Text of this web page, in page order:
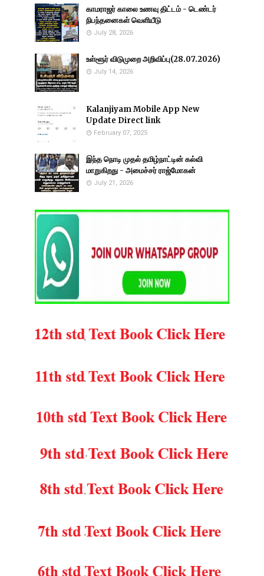
காமராஜர் காலை உணவு திட்டம் - டெண்டர்
நிபந்தனைகள் வெளியீடு
July 28, 2026
உள்ளூர் விடுமுறை அறிவிப்பு(28.07.2026)
July 14, 2026
Kalanjiyam Mobile App New
Update Direct link
February 07, 2025
இந்த நொடி முதல் தமிழ்நாட்டின் கல்வி
மாறுகிறது - அமைச்சர் ராஜ்மோகன்
July 21, 2026